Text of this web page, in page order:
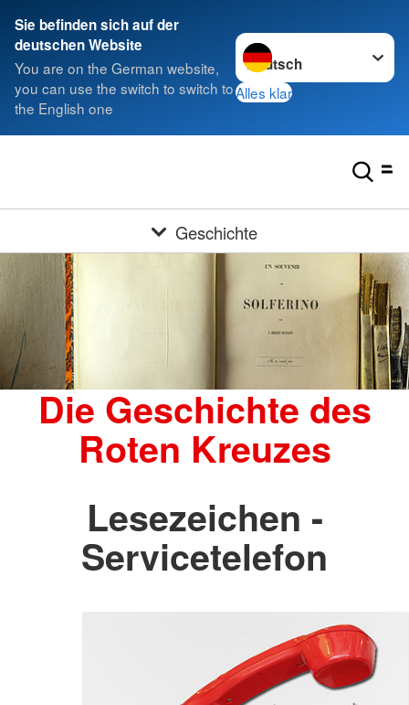
Sie befinden sich auf der
deutschen Website
You are on the German website,
you can use the switch to switch to
the English one
Sprache wechseln zu
Alles klar
Geschichte
Die Geschichte des
Roten Kreuzes
Lesezeichen -
Servicetelefon